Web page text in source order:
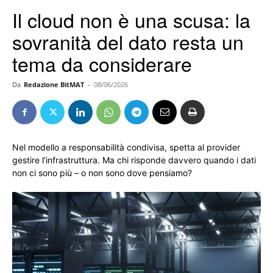
Il cloud non è una scusa: la
sovranità del dato resta un
tema da considerare
Da Redazione BitMAT - 08/06/2026
Nel modello a responsabilità condivisa, spetta al provider
gestire l’infrastruttura. Ma chi risponde davvero quando i dati
non ci sono più – o non sono dove pensiamo?